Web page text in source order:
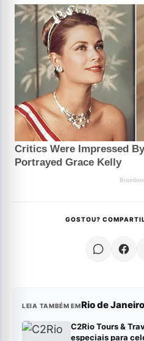
GOSTOU?
LEIA TAMBÉM EMRio de Janeiro
C2Rio Tours &
especiais para